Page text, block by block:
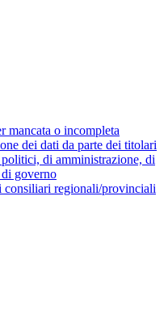
mancata o incompleta
dei dati da parte dei titolari
di amministrazione, di
governo
consiliari regionali/provinciali